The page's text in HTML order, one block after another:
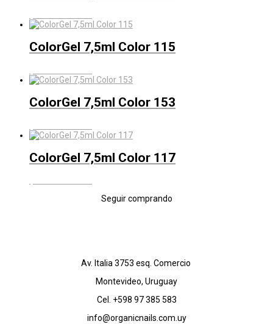
ColorGel 7,5ml Color 115
ColorGel 7,5ml Color 153
ColorGel 7,5ml Color 117
Seguir comprando
Av. Italia 3753 esq. Comercio
Montevideo, Uruguay
Cel. +598 97 385 583
info@organicnails.com.uy